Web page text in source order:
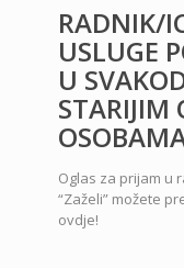
RADNIK/
USLUGE
U
STARIJIM
Oglas za prijam u
“Zaželi” možete
ovdje!